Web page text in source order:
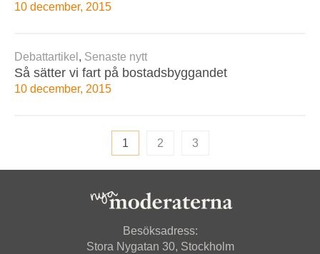
10 december, 2015
Debattartikel , Senaste nytt
Så sätter vi fart på bostadsbyggandet
10 december, 2015
1 2 3
Besöksadress:
Stora Nygatan 30, Stockholm